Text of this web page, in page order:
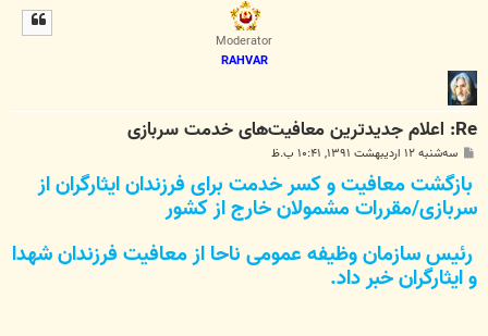
Moderator
RAHVAR
Re: اعلام جدید‌ترین معافیت‌های خدمت سربازی
ت
سه‌شنبه ۱۲ اردیبهشت ۱۳۹۱, ۱۰:۴۱ ب.ظ
بازگشت معافیت و کسر خدمت برای فرزندان ایثارگران از
سربازی/مقررات مشمولان خارج از کشور
رئیس سازمان وظیفه عمومی ناحا از معافیت فرزندان شهدا
و ایثارگران خبر داد.